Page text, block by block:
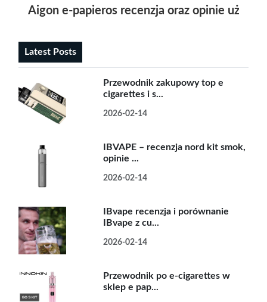
Aigon e-papieros recenzja oraz opinie
Latest Posts
Przewodnik zakupowy top e
cigarettes i s...
2026-02-14
IBVAPE – recenzja nord kit smok,
opinie ...
2026-02-14
IBvape recenzja i porównanie
IBvape z cu...
2026-02-14
Przewodnik po e-cigarettes w
sklep e pap...